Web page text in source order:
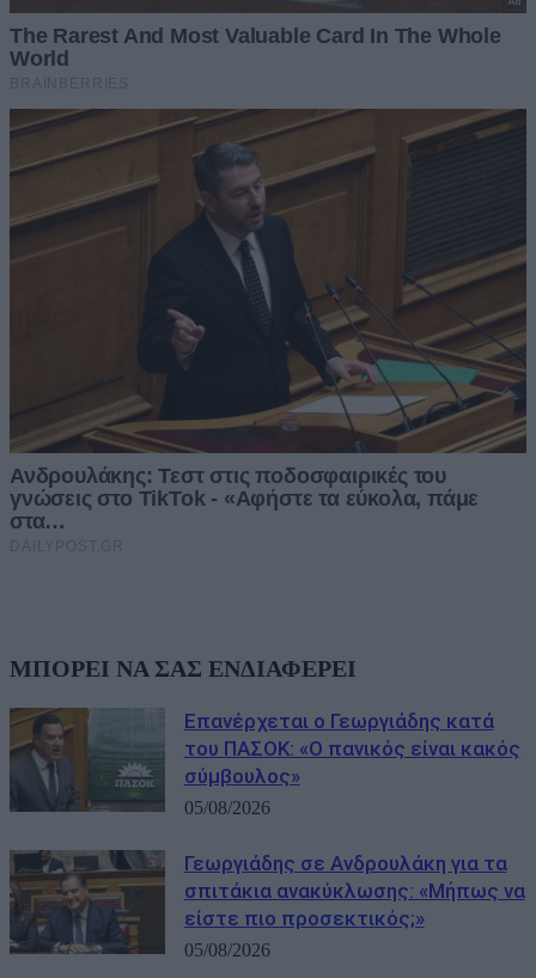
ΜΠΟΡΕΙ ΝΑ ΣΑΣ ΕΝΔΙΑΦΕΡΕΙ
Επανέρχεται ο Γεωργιάδης κατά
του ΠΑΣΟΚ: «Ο πανικός είναι κακός
σύμβουλος»
05/08/2026
Γεωργιάδης σε Ανδρουλάκη για τα
σπιτάκια ανακύκλωσης: «Μήπως να
είστε πιο προσεκτικός;»
05/08/2026